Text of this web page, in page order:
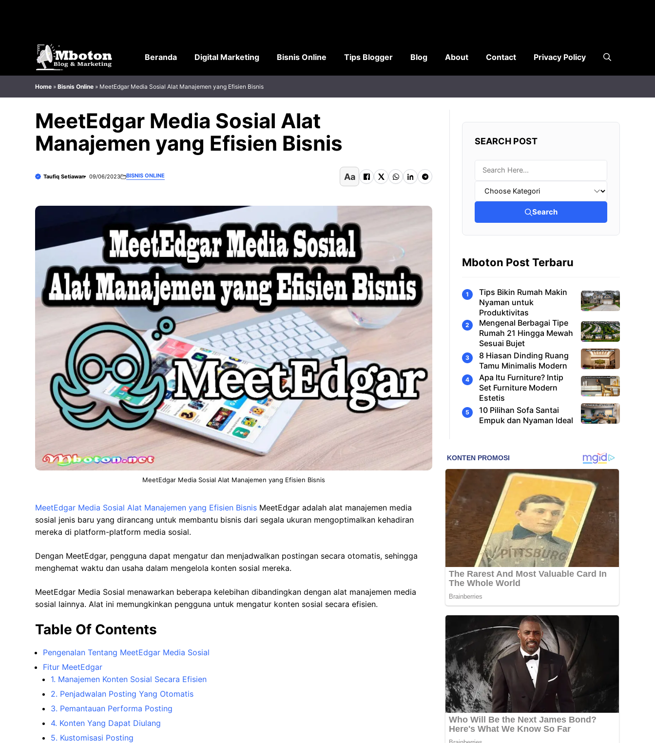
Beranda Digital Marketing Bisnis Online Tips Blogger Blog About Contact Privacy Policy
Home » Bisnis Online » MeetEdgar Media Sosial Alat Manajemen yang Efisien Bisnis
MeetEdgar Media Sosial Alat
Manajemen yang Efisien Bisnis
Taufiq Setiawan 09/06/2023 BISNIS ONLINE Aa
MeetEdgar Media Sosial Alat Manajemen yang Efisien Bisnis
MeetEdgar Media Sosial Alat Manajemen yang Efisien Bisnis MeetEdgar adalah alat manajemen media
sosial jenis baru yang dirancang untuk membantu bisnis dari segala ukuran mengoptimalkan kehadiran
mereka di platform-platform media sosial.
Dengan MeetEdgar, pengguna dapat mengatur dan menjadwalkan postingan secara otomatis, sehingga
menghemat waktu dan usaha dalam mengelola konten sosial mereka.
MeetEdgar Media Sosial menawarkan beberapa kelebihan dibandingkan dengan alat manajemen media
sosial lainnya. Alat ini memungkinkan pengguna untuk mengatur konten sosial secara efisien.
Table Of Contents
Pengenalan Tentang MeetEdgar Media Sosial
Fitur MeetEdgar
1. Manajemen Konten Sosial Secara Efisien
2. Penjadwalan Posting Yang Otomatis
3. Pemantauan Performa Posting
4. Konten Yang Dapat Diulang
5. Kustomisasi Posting
SEARCH POST
Search
Mboton Post Terbaru
Tips Bikin Rumah Makin
Nyaman untuk
Produktivitas
Mengenal Berbagai Tipe
Rumah 21 Hingga Mewah
Sesuai Bujet
8 Hiasan Dinding Ruang
Tamu Minimalis Modern
Apa Itu Furniture? Intip
Set Furniture Modern
Estetis
10 Pilihan Sofa Santai
Empuk dan Nyaman Ideal